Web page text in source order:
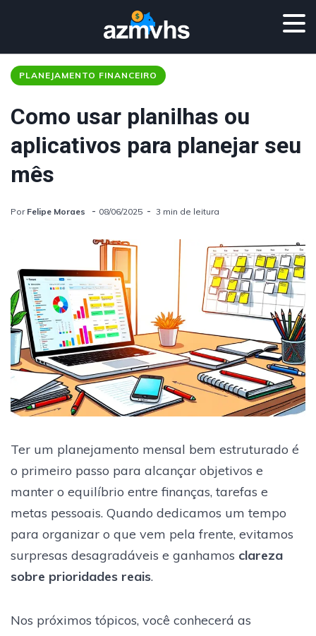
PLANEJAMENTO FINANCEIRO
Como usar planilhas ou
aplicativos para planejar seu
mês
Por Felipe Moraes 08/06/2025 3 min de leitura
Ter um planejamento mensal bem estruturado é
o primeiro passo para alcançar objetivos e
manter o equilíbrio entre finanças, tarefas e
metas pessoais. Quando dedicamos um tempo
para organizar o que vem pela frente, evitamos
surpresas desagradáveis e ganhamos clareza
sobre prioridades reais.
Nos próximos tópicos, você conhecerá as